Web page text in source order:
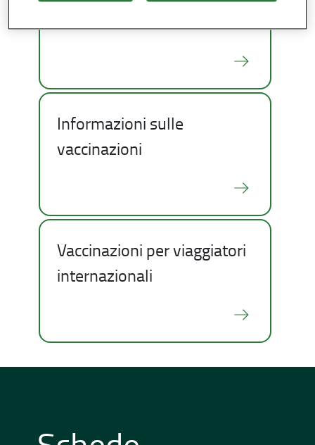
Informazioni sulle
vaccinazioni
Vaccinazioni per viaggiatori
internazionali